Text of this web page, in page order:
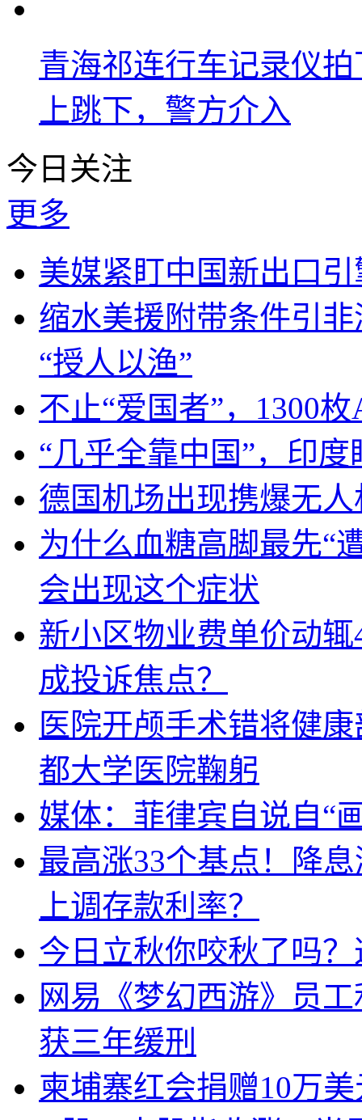
青海祁连行车记录仪
上跳下，警方介入
今日关注
更多
美媒紧盯中国新出口
缩水美援附带条件引
“授人以渔”
不止“爱国者”，1300
“几乎全靠中国”，印
德国机场出现携爆无
为什么血糖高脚最先“
会出现这个症状
新小区物业费单价动
成投诉焦点？
医院开颅手术错将健
都大学医院鞠躬
媒体：菲律宾自说自“
最高涨33个基点！降
上调存款利率？
今日立秋你咬秋了吗
网易《梦幻西游》员
获三年缓刑
柬埔寨红会捐赠10万